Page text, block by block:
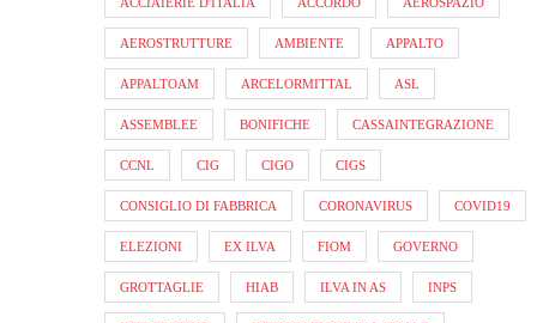
AEROSTRUTTURE AMBIENTE APPALTO
APPALTOAM ARCELORMITTAL ASL
ASSEMBLEE BONIFICHE CASSAINTEGRAZIONE
CCNL CIG CIGO CIGS
CONSIGLIO DI FABBRICA CORONAVIRUS COVID19
ELEZIONI EX ILVA FIOM GOVERNO
GROTTAGLIE HIAB ILVA IN AS INPS